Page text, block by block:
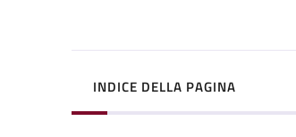
INDICE DELLA PAGINA